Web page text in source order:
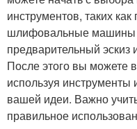
инструментов, таких
шлифовальные машины
предварительный эскиз
После этого вы можете
используя
вашей идеи. Важно
правильное